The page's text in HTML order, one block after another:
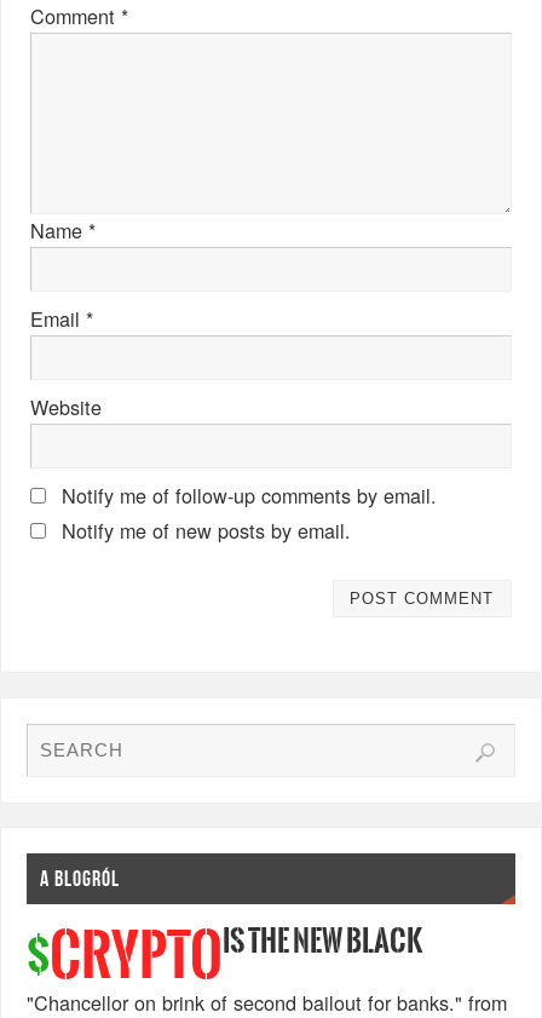
Comment*
Name*
Email*
Website
Notify me of follow-up comments by email.
Notify me of new posts by email.
A BLOGRÓL
$CRYPTO IS THE NEW BLACK
"Chancellor on brink of second bailout for banks." from